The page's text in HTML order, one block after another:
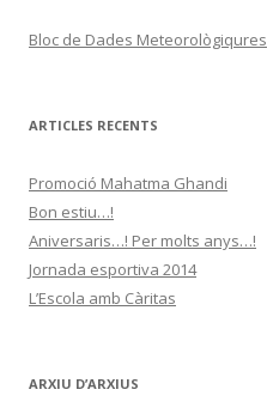
Bloc de Dades Meteorològiqures
ARTICLES RECENTS
Promoció Mahatma Ghandi
Bon estiu…!
Aniversaris…! Per molts anys…!
Jornada esportiva 2014
L’Escola amb Càritas
ARXIU D’ARXIUS